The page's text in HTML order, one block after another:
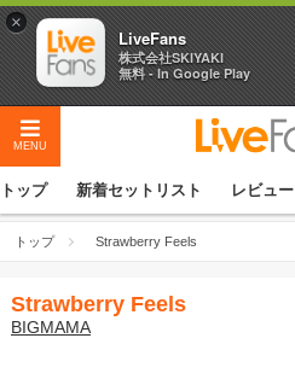
MENU
トップ 新着セットリスト レビュー
トップ Strawberry Feels
Strawberry Feels
BIGMAMA
×
LiveFans
株式会社SKIYAKI
無料 - In Google Play